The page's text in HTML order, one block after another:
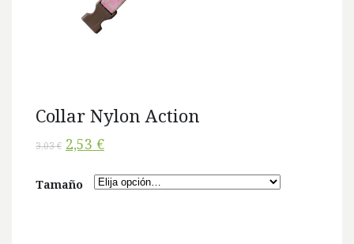
Collar Nylon Action
3,03 € 2,53 €
Tamaño